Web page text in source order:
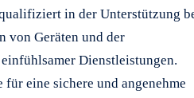
in der Unterstützung
von Geräten und der
Dienstleistungen.
für eine sichere und angenehme